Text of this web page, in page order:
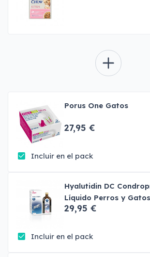
Porus One Gatos
27,95 €
Incluir en el pack
Hyalutidin DC
Líquido Perros y Gatos
29,95 €
Incluir en el pack